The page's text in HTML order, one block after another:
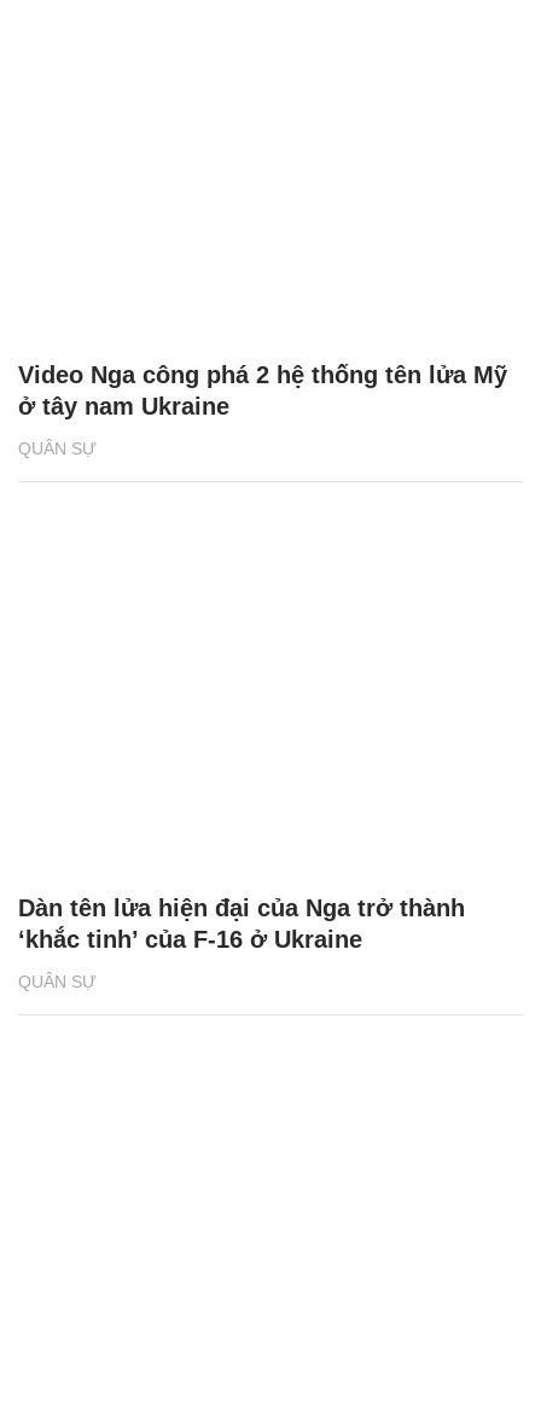
QUÂN SỰ
Video Nga công phá 2 hệ thống tên lửa Mỹ
ở tây nam Ukraine
QUÂN SỰ
Dàn tên lửa hiện đại của Nga trở thành
‘khắc tinh’ của F-16 ở Ukraine